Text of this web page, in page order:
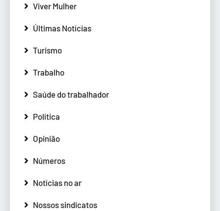
Viver Mulher
Últimas Notícias
Turismo
Trabalho
Saúde do trabalhador
Política
Opinião
Números
Notícias no ar
Nossos sindicatos